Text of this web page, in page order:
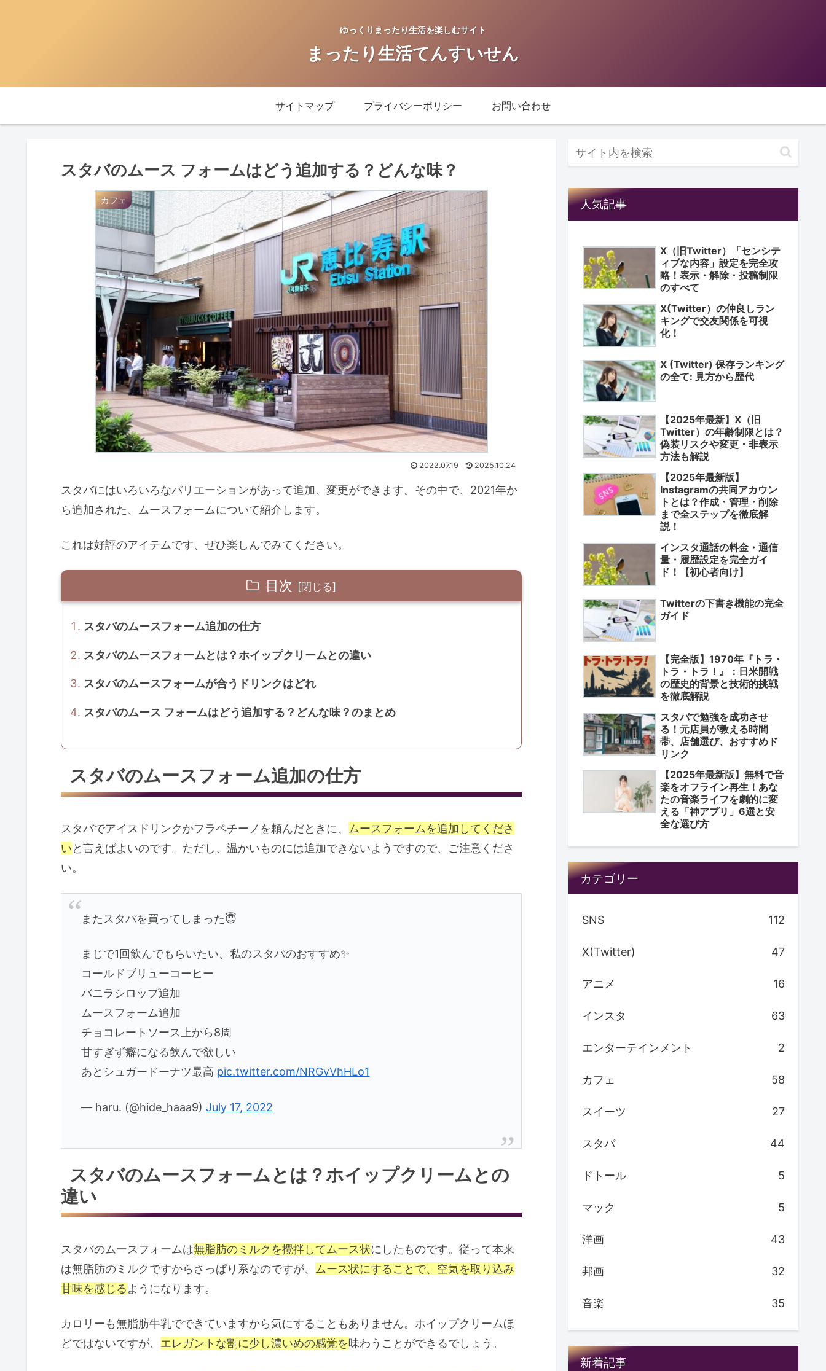
ゆっくりまったり生活を楽しむサイト
まったり生活てんすいせん
サイトマップ プライバシーポリシー お問い合わせ
スタバのムース フォームはどう追加する？どんな味？
カフェ
2022.07.19 2025.10.24
スタバにはいろいろなバリエーションがあって追加、変更ができます。その中で、2021年か
ら追加された、ムースフォームについて紹介します。
これは好評のアイテムです、ぜひ楽しんでみてください。
目次
スタバのムースフォーム追加の仕方
スタバのムースフォームとは？ホイップクリームとの違い
スタバのムースフォームが合うドリンクはどれ
スタバのムース フォームはどう追加する？どんな味？のまとめ
スタバのムースフォーム追加の仕方
スタバでアイスドリンクかフラペチーノを頼んだときに、
ムースフォームを追加してくださ
いと言えばよいのです。ただし、温かいものには追加できないようですので、ご注意くださ
い。
またスタバを買ってしまった😇
まじで1回飲んでもらいたい、私のスタバのおすすめ✨
コールドブリューコーヒー
バニラシロップ追加
ムースフォーム追加
チョコレートソース上から8周
甘すぎず癖になる飲んで欲しい
あとシュガードーナツ最高 pic.twitter.com/NRGvVhHLo1
— haru. (@hide_haaa9)July 17, 2022
スタバのムースフォームとは？ホイップクリームとの
違い
スタバのムースフォームは無脂肪のミルクを攪拌してムース状にしたものです。従って本来
は無脂肪のミルクですからさっぱり系なのですが、
ムース状にすることで、空気を取り込み
甘味を感じるようになります。
カロリーも無脂肪牛乳でできていますから気にすることもありません。ホイップクリームほ
どではないですが、 エレガントな割に少し濃いめの感覚を味わうことができるでしょう。
人気記事
X（旧Twitter）「センシテ
ィブな内容」設定を完全攻
略！表示・解除・投稿制限
のすべて
X(Twitter）の仲良しラン
キングで交友関係を可視
化！
X (Twitter) 保存ランキング
の全て: 見方から歴代
【2025年最新】X（旧
Twitter）の年齢制限とは？
偽装リスクや変更・非表示
方法も解説
【2025年最新版】
Instagramの共同アカウン
トとは？作成・管理・削除
まで全ステップを徹底解
説！
インスタ通話の料金・通信
量・履歴設定を完全ガイ
ド！【初心者向け】
Twitterの下書き機能の完全
ガイド
【完全版】1970年『トラ・
トラ・トラ！』：日米開戦
の歴史的背景と技術的挑戦
を徹底解説
スタバで勉強を成功させ
る！元店員が教える時間
帯、店舗選び、おすすめド
リンク
【2025年最新版】無料で音
楽をオフライン再生！あな
たの音楽ライフを劇的に変
える「神アプリ」6選と安
全な選び方
カテゴリー
SNS 112
X(Twitter) 47
アニメ 16
インスタ 63
エンターテインメント 2
カフェ 58
スイーツ 27
スタバ 44
ドトール 5
マック 5
洋画 43
邦画 32
音楽 35
新着記事